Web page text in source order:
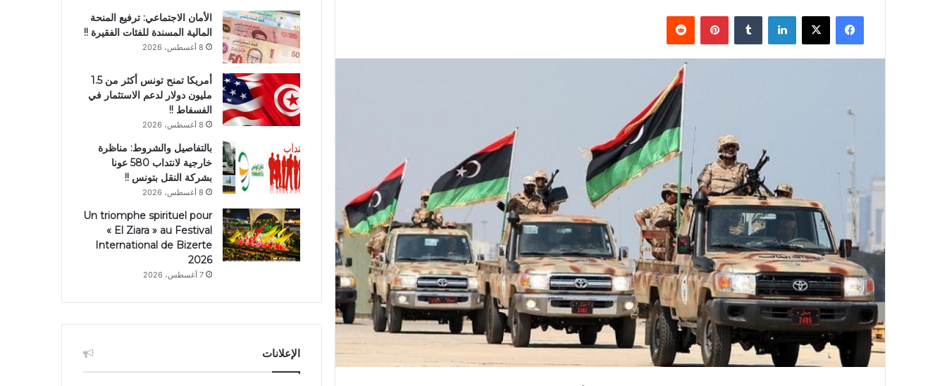
فيسبوك X لينكدإن بينتيريست
الأمان الاجتماعي: ترفيع المنحة
المالية المسندة للفئات الفقيرة !!
8 أغسطس، 2026
أمريكا تمنح تونس أكثر من 1.5
مليون دولار لدعم الاستثمار في
الفسفاط !!
8 أغسطس، 2026
بالتفاصيل والشروط: مناظرة
خارجية لانتداب 580 عونا
بشركة النقل بتونس !!
8 أغسطس، 2026
Un triomphe spirituel pour
« El Ziara » au Festival
International de Bizerte
2026
7 أغسطس، 2026
الإعلانات